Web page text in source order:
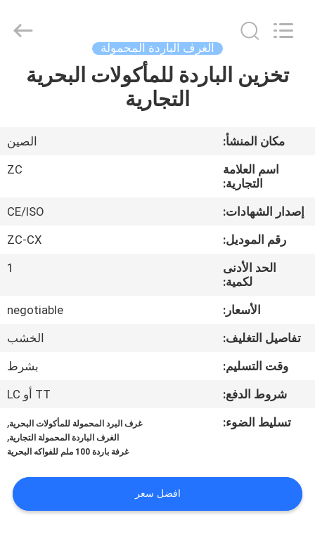
الصفحة
منتجات
معلومات
عنا
جولة
المعمل
مراقبة
الجودة
اتصل
أخبار
الغرف الباردة المحمولة
تخزين الباردة للمأكولات البحرية
التجارية
مكان المنشأ:
الصين
اسم العلامة
التجارية:
ZC
إصدار الشهادات:
CE/ISO
رقم الموديل:
ZC-CX
الحد الأدنى
لكمية:
1
الأسعار:
negotiable
تفاصيل التغليف:
الخشب
وقت التسليم:
بشرط
شروط الدفع:
TT أو LC
تسليط الضوء:
غرف البرد المحمولة للمأكولات البحرية,
الغرف الباردة المحمولة التجارية,
غرفة باردة 100 ملم للفواكه البحرية
افضل سعر